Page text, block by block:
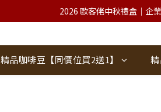
2026 歐客佬中秋禮盒｜企
精品咖啡豆【同價位買2送1】